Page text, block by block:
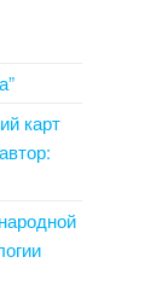
карт